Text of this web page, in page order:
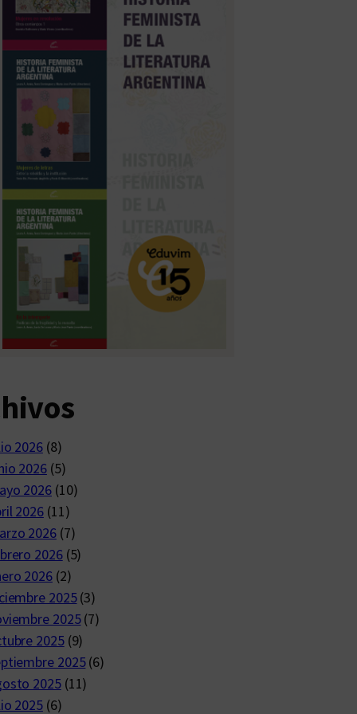
2026(8)
2026(5)
2026 (10)
2026(11)
2026(7)
2026(5)
2026(2)
2025(3)
2025(7)
2025(9)
2025(6)
2025(11)
2025(6)